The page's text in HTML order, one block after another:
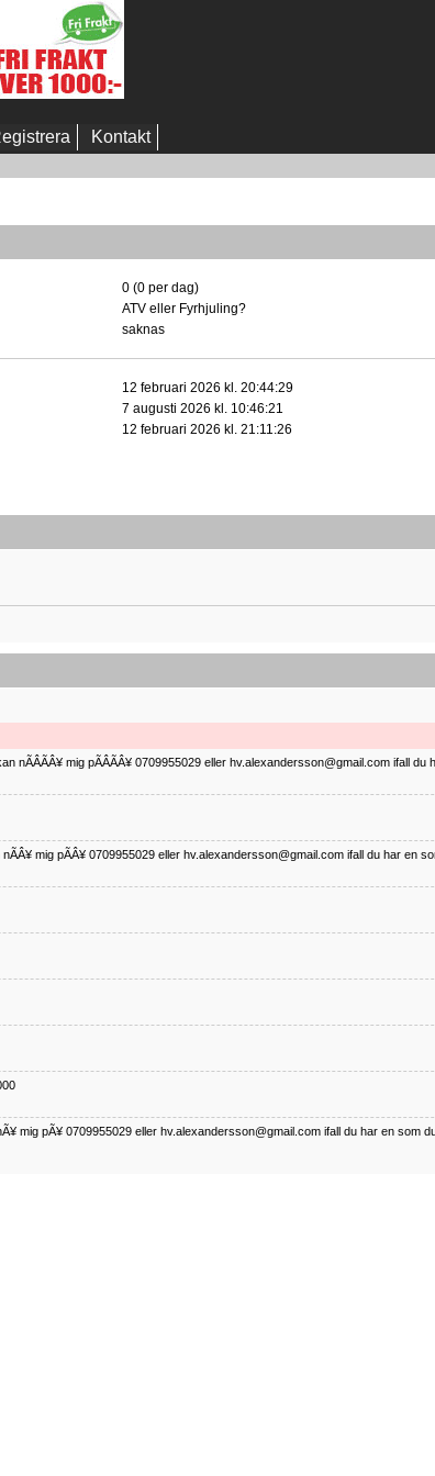
Kontakt
0 (0 per dag)
ATV eller Fyrhjuling?
saknas
12 februari 2026 kl. 20:44:29
7 augusti 2026 kl. 10:46:21
12 februari 2026 kl. 21:11:26
mig pÃÂÃÂ¥ 0709955029 eller hv.alexandersson@gmail.com ifall du
mig pÃÂ¥ 0709955029 eller hv.alexandersson@gmail.com ifall du har en
mig pÃ¥ 0709955029 eller hv.alexandersson@gmail.com ifall du har en som